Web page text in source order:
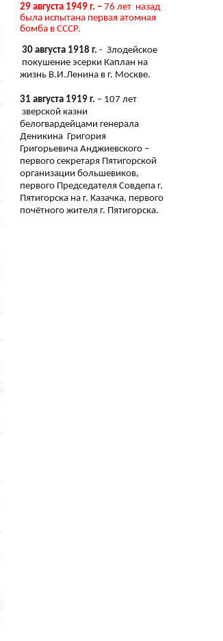
29 августа 1949 г. – 76 лет назад
была испытана первая атомная
бомба в СССР.
30 августа 1918 г. - Злодейское
покушение эсерки Каплан на
жизнь В.И.Ленина в г. Москве.
31 августа 1919 г. – 107 лет
зверской казни
белогвардейцами генерала
Деникина Григория
Григорьевича Анджиевского –
первого секретаря Пятигорской
организации большевиков,
первого Председателя Совдепа г.
Пятигорска на г. Казачка, первого
почётного жителя г. Пятигорска.